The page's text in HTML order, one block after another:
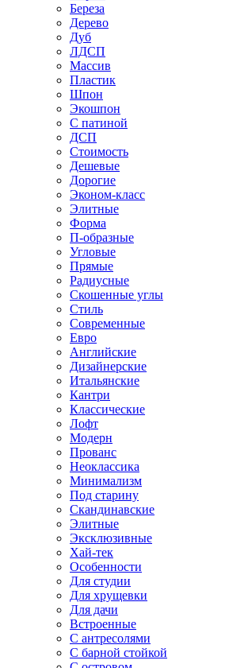
Береза
Дерево
Дуб
ЛДСП
Массив
Пластик
Шпон
Экошпон
С патиной
ДСП
Стоимость
Дешевые
Дорогие
Эконом-класс
Элитные
Форма
П-образные
Угловые
Прямые
Радиусные
Скошенные углы
Стиль
Современные
Евро
Английские
Дизайнерские
Итальянские
Кантри
Классические
Лофт
Модерн
Прованс
Неоклассика
Минимализм
Под старину
Скандинавские
Элитные
Эксклюзивные
Хай-тек
Особенности
Для студии
Для хрущевки
Для дачи
Встроенные
С антресолями
С барной стойкой